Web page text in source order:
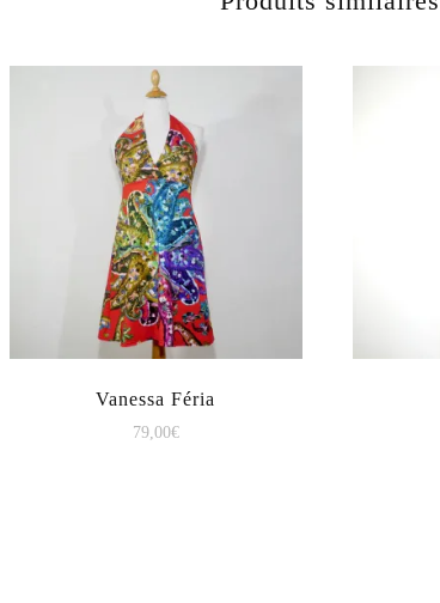
Vanessa Féria
79,00€